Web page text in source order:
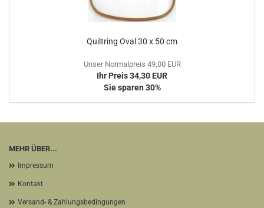
Quiltring Oval 30 x 50 cm
Unser Normalpreis 49,00 EUR
Ihr Preis 34,30 EUR
Sie sparen 30%
MEHR ÜBER...
Impressum
Kontakt
Versand- & Zahlungsbedingungen